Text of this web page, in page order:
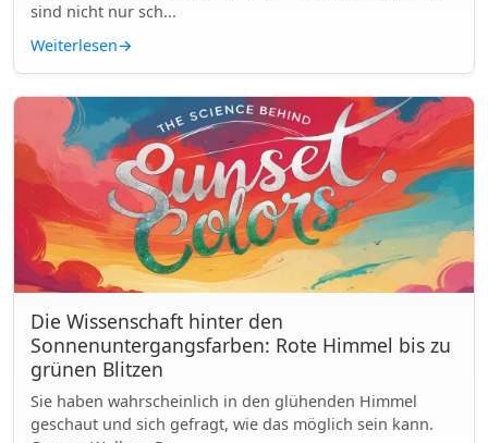
sind nicht nur sch...
Weiterlesen→
Die Wissenschaft hinter den
Sonnenuntergangsfarben: Rote Himmel bis zu
grünen Blitzen
Sie haben wahrscheinlich in den glühenden Himmel
geschaut und sich gefragt, wie das möglich sein kann.